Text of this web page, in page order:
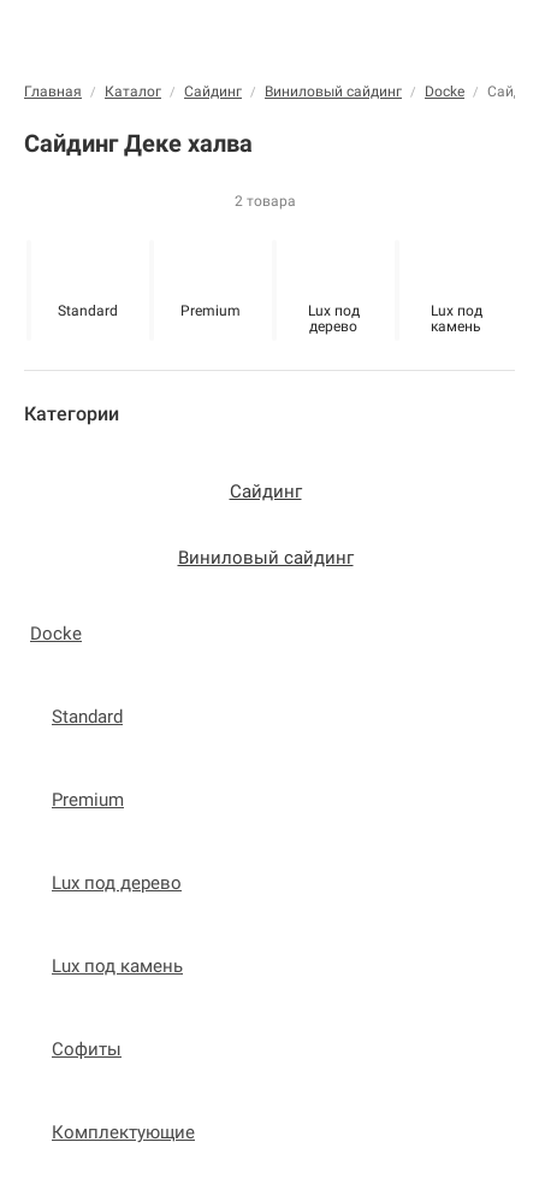
Главная / Каталог / Сайдинг / Виниловый сайдинг / Docke /
Сайдинг Деке халва
2 товара
Standard Premium
Lux под
дерево
Lux под
камень
Категории
Сайдинг
Виниловый сайдинг
Docke
Standard
Premium
Lux под дерево
Lux под камень
Софиты
Комплектующие